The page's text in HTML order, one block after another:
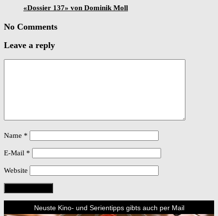
«Dossier 137» von Dominik Moll
No Comments
Leave a reply
Name *
E-Mail *
Website